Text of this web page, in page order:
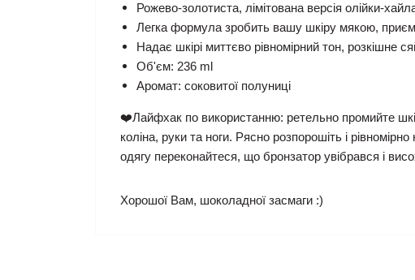
Рожево-золотиста, лімітована версія олійки-
Легка формула зробить вашу шкіру мякою,
Надає шкірі миттєво рівномірний тон, розкішне
Об'єм: 236 ml
Аромат: соковитої полуниці
❤️Лайфхак по використанню: ретельно промийте
коліна, руки та ноги. Рясно розпорошіть і
одягу переконайтеся, що бронзатор увібрався і
Хорошої Вам, шоколадної засмаги :)